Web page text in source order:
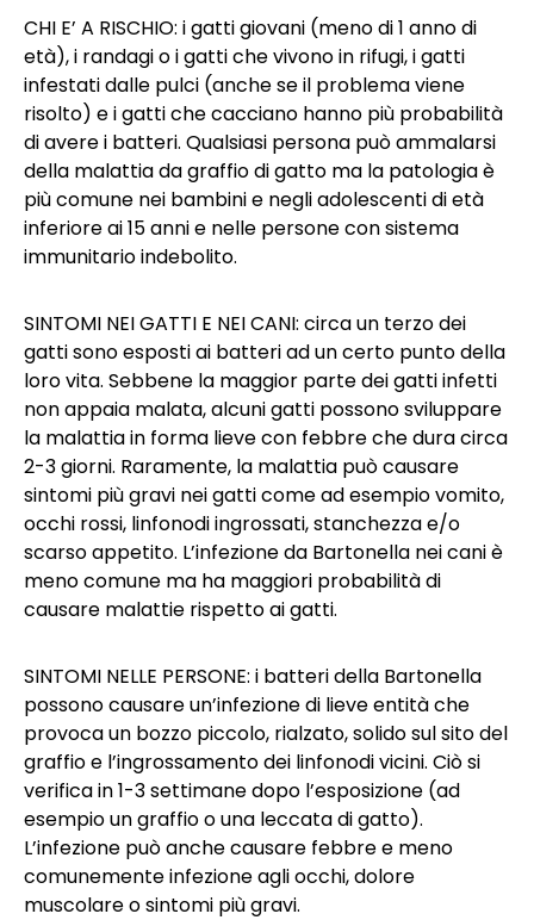
CHI E’ A RISCHIO: i gatti giovani (meno di 1 anno di
età), i randagi o i gatti che vivono in rifugi, i gatti
infestati dalle pulci (anche se il problema viene
risolto) e i gatti che cacciano hanno più probabilità
di avere i batteri. Qualsiasi persona può ammalarsi
della malattia da graffio di gatto ma la patologia è
più comune nei bambini e negli adolescenti di età
inferiore ai 15 anni e nelle persone con sistema
immunitario indebolito.
SINTOMI NEI GATTI E NEI CANI: circa un terzo dei
gatti sono esposti ai batteri ad un certo punto della
loro vita. Sebbene la maggior parte dei gatti infetti
non appaia malata, alcuni gatti possono sviluppare
la malattia in forma lieve con febbre che dura circa
2-3 giorni. Raramente, la malattia può causare
sintomi più gravi nei gatti come ad esempio vomito,
occhi rossi, linfonodi ingrossati, stanchezza e/o
scarso appetito. L’infezione da Bartonella nei cani è
meno comune ma ha maggiori probabilità di
causare malattie rispetto ai gatti.
SINTOMI NELLE PERSONE: i batteri della Bartonella
possono causare un’infezione di lieve entità che
provoca un bozzo piccolo, rialzato, solido sul sito del
graffio e l’ingrossamento dei linfonodi vicini. Ciò si
verifica in 1-3 settimane dopo l’esposizione (ad
esempio un graffio o una leccata di gatto).
L’infezione può anche causare febbre e meno
comunemente infezione agli occhi, dolore
muscolare o sintomi più gravi.